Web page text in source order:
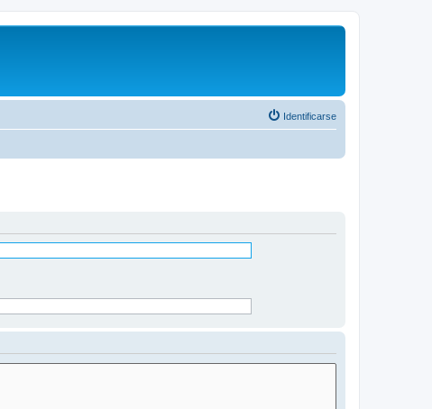
Identificarse